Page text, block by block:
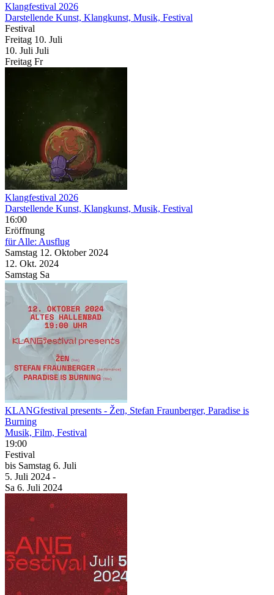
Klangfestival 2026
Darstellende Kunst, Klangkunst, Musik, Festival
Festival
Freitag 10. Juli
10. Juli Juli
Freitag Fr
Klangfestival 2026
Darstellende Kunst, Klangkunst, Musik, Festival
16:00
Eröffnung
für Alle: Ausflug
Samstag 12. Oktober 2024
12. Okt. 2024
Samstag Sa
KLANGfestival presents - Žen, Stefan Fraunberger, Paradise is
Burning
Musik, Film, Festival
19:00
Festival
bis Samstag 6. Juli
5. Juli 2024 -
Sa 6. Juli 2024